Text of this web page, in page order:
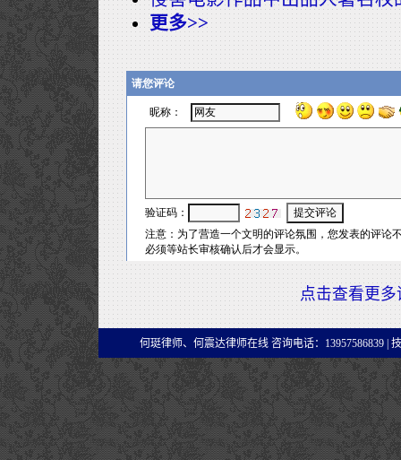
更多>>
点击查看更多
何珽律师、何震达律师在线 咨询电话：13957586839 |